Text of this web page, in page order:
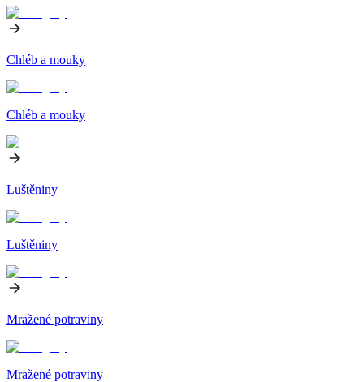
Chléb a mouky
Chléb a mouky
Luštěniny
Luštěniny
Mražené potraviny
Mražené potraviny